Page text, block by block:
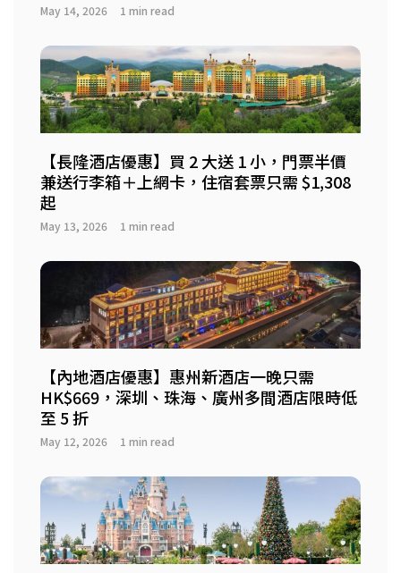
May 14, 2026 1 min read
【長隆酒店優惠】買 2 大送 1 小，門票半價
兼送行李箱＋上網卡，住宿套票只需 $1,308
起
May 13, 2026 1 min read
【內地酒店優惠】惠州新酒店一晚只需
HK$669，深圳、珠海、廣州多間酒店限時低
至 5 折
May 12, 2026 1 min read